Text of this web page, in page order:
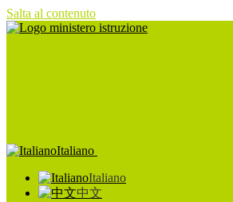
Salta al contenuto
Italiano
Italiano
中文